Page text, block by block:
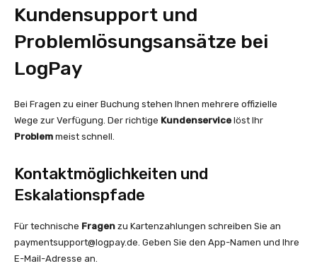
Kundensupport und
Problemlösungsansätze bei
LogPay
Bei Fragen zu einer Buchung stehen Ihnen mehrere offizielle
Wege zur Verfügung. Der richtige Kundenservice löst Ihr
Problem meist schnell.
Kontaktmöglichkeiten und
Eskalationspfade
Für technische Fragen zu Kartenzahlungen schreiben Sie an
paymentsupport@logpay.de. Geben Sie den App-Namen und Ihre
E-Mail-Adresse an.